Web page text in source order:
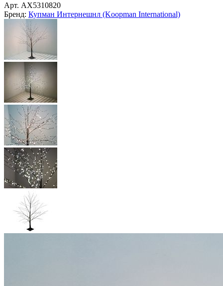
Арт. AX5310820
Бренд: Купман Интернешнл (Koopman International)